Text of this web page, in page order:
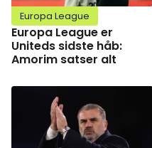
Europa League
Europa League er
Uniteds sidste håb:
Amorim satser alt